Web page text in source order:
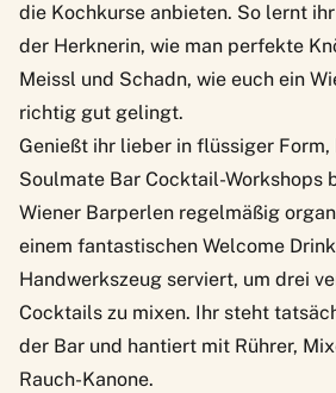
die Kochkurse anbieten. So lernt
der Herknerin, wie man perfekte
Meissl und Schadn, wie euch ein
richtig gut gelingt.
Genießt ihr lieber in flüssiger
Soulmate Bar Cocktail-Workshops
Wiener Barperlen regelmäßig
einem fantastischen Welcome
Handwerkszeug serviert, um drei
Cocktails zu mixen. Ihr steht
der Bar und hantiert mit Rührer,
Rauch-Kanone.